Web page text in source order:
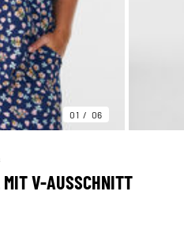
01 06
MIT V-AUSSCHNITT